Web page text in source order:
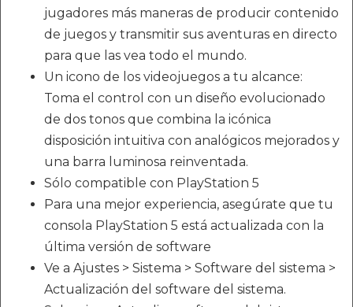
jugadores más maneras de producir contenido
de juegos y transmitir sus aventuras en directo
para que las vea todo el mundo.
Un icono de los videojuegos a tu alcance:
Toma el control con un diseño evolucionado
de dos tonos que combina la icónica
disposición intuitiva con analógicos mejorados y
una barra luminosa reinventada.
Sólo compatible con PlayStation 5
Para una mejor experiencia, asegúrate que tu
consola PlayStation 5 está actualizada con la
última versión de software
Ve a Ajustes > Sistema > Software del sistema >
Actualización del software del sistema.